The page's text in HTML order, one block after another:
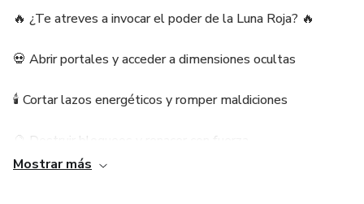
🔥 ¿Te atreves a invocar el poder de la Luna Roja? 🔥
💀 Abrir portales y acceder a dimensiones ocultas
🕯️ Cortar lazos energéticos y romper maldiciones
🔮 Destruir bloqueos y renacer con fuerza
Mostrar más